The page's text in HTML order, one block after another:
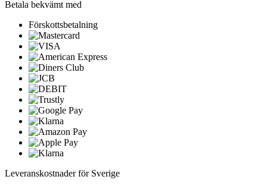
Betala bekvämt med
Förskottsbetalning
Leveranskostnader för Sverige